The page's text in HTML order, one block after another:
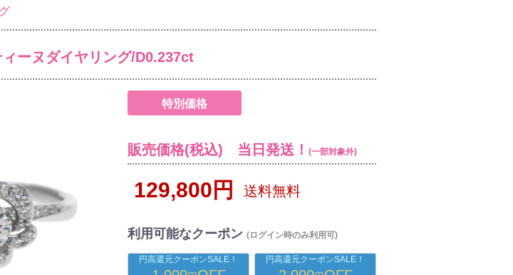
ーヌダイヤリング/D0.237ct
特別価格
販売価格(税込) 当日発送！ (一部対象外)
129,800円 送料無料
利用可能なクーポン (ログイン時のみ利用可)
円高還元クーポンSALE！ 円高還元クーポンSALE！